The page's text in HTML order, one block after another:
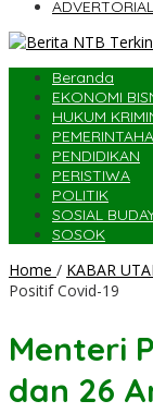
ADVERTORIAL
Beranda
EKONOMI
HUKUM
PENDIDIKAN
PERISTIWA
POLITIK
SOSIAL
SOSOK
Home / KABAR
Positif Covid-19
Menteri
dan 26